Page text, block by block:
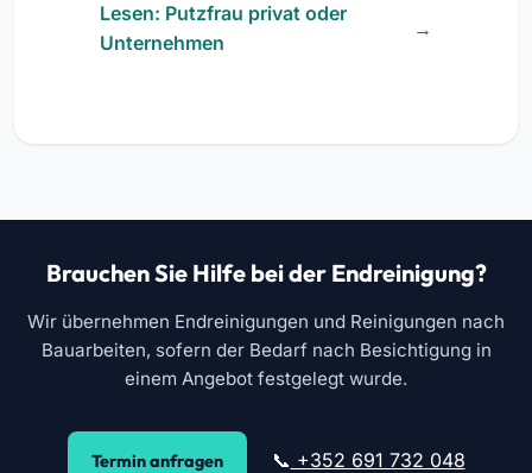
Lesen: Putzfrau privat oder
Unternehmen
Brauchen Sie Hilfe bei der Endreinigung?
Wir übernehmen Endreinigungen und Reinigungen nach
Bauarbeiten, sofern der Bedarf nach Besichtigung in
einem Angebot festgelegt wurde.
Termin anfragen +352 691 732 048